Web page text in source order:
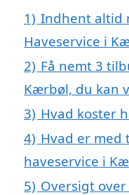
1) Indhent altid
Haveservice i
2) Få nemt 3
Kærbøl, du kan
3) Hvad koster
4) Hvad er med
haveservice i
5) Oversigt